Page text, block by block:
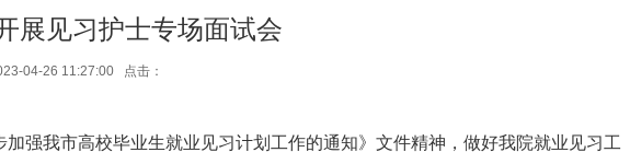
展见习护士专场面试会
04-26 11:27:00 点击：
强我市高校毕业生就业见习计划工作的通知》文件精神，做好我院就业见习工